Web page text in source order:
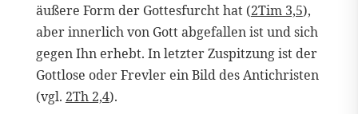
äußere Form der Gottesfurcht hat (2Tim 3,5),
aber innerlich von Gott abgefallen ist und sich
gegen Ihn erhebt. In letzter Zuspitzung ist der
Gottlose oder Frevler ein Bild des Antichristen
(vgl. 2Th 2,4).